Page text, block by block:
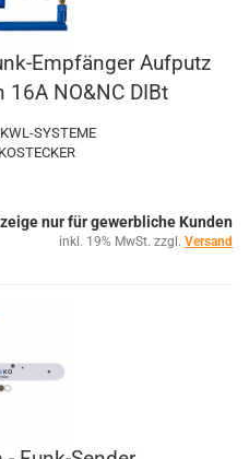
Empfänger Aufputz
NO&NC DIBt
SYSTEME
nur für gewerbliche Kunden
inkl. 19% MwSt. zzgl. Versand